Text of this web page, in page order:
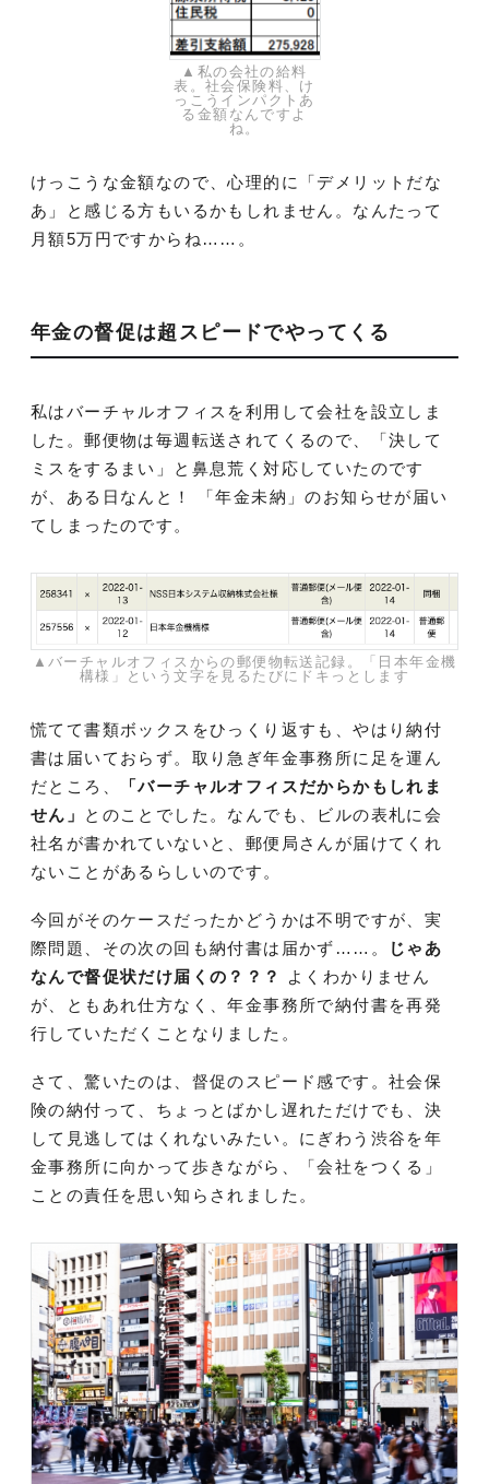
▲私の会社の給料
表。社会保険料、け
っこうインパクトあ
る金額なんですよ
ね。
けっこうな金額なので、心理的に「デメリットだな
あ」と感じる方もいるかもしれません。なんたって
月額5万円ですからね……。
年金の督促は超スピードでやってくる
私はバーチャルオフィスを利用して会社を設立しま
した。郵便物は毎週転送されてくるので、「決して
ミスをするまい」と鼻息荒く対応していたのです
が、ある日なんと！ 「年金未納」のお知らせが届い
てしまったのです。
▲バーチャルオフィスからの郵便物転送記録。「日本年金機
構様」という文字を見るたびにドキっとします
慌てて書類ボックスをひっくり返すも、やはり納付
書は届いておらず。取り急ぎ年金事務所に足を運ん
だところ、
「バーチャルオフィスだからかもしれま
せん」
とのことでした。なんでも、ビルの表札に会
社名が書かれていないと、郵便局さんが届けてくれ
ないことがあるらしいのです。
今回がそのケースだったかどうかは不明ですが、実
際問題、その次の回も納付書は届かず……。
じゃあ
なんで督促状だけ届くの？？？
よくわかりません
が、ともあれ仕方なく、年金事務所で納付書を再発
行していただくことなりました。
さて、驚いたのは、督促のスピード感です。社会保
険の納付って、ちょっとばかし遅れただけでも、決
して見逃してはくれないみたい。にぎわう渋谷を年
金事務所に向かって歩きながら、「会社をつくる」
ことの責任を思い知らされました。